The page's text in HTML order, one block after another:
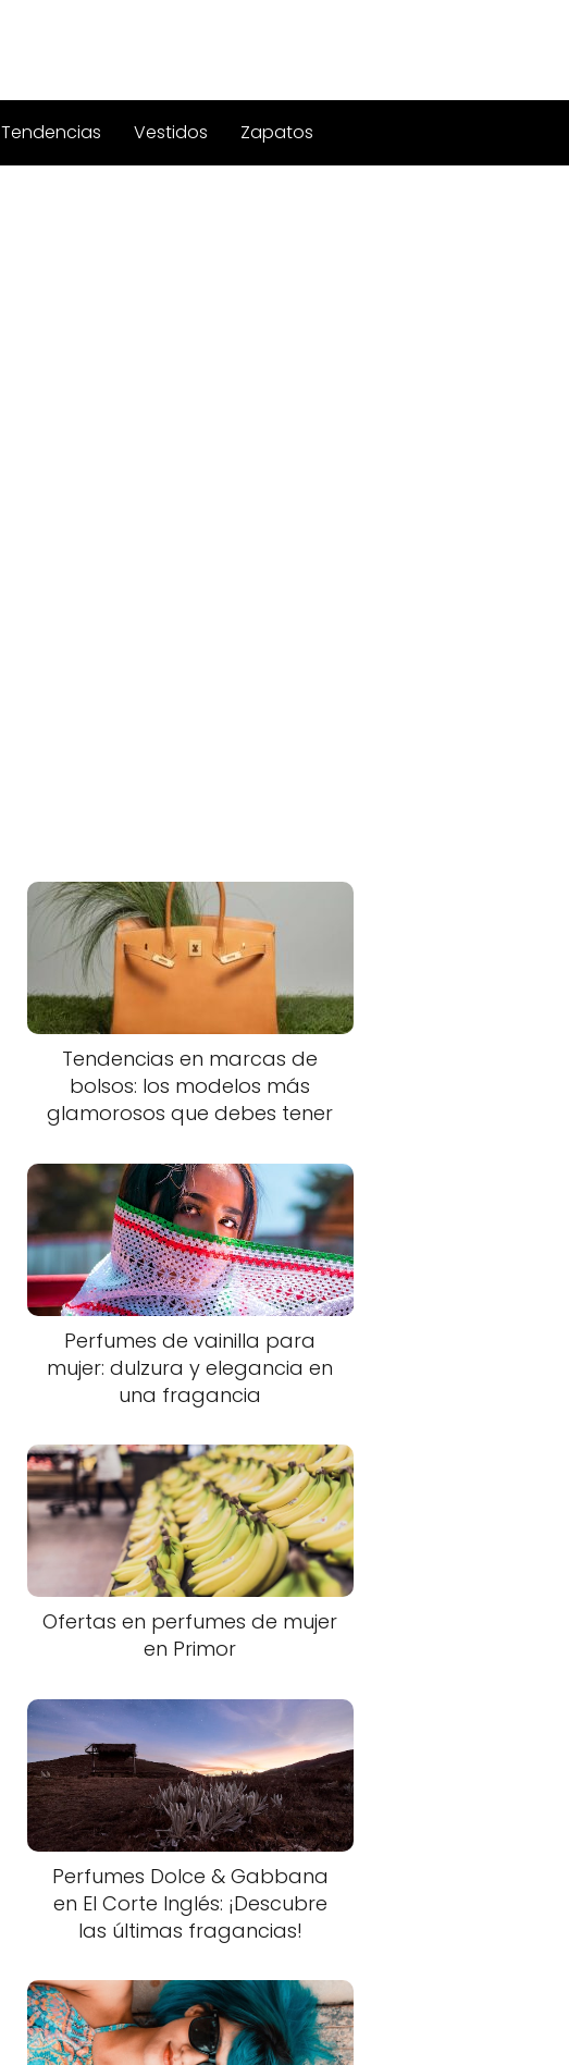
Tendencias Vestidos Zapatos
Tendencias en marcas de
bolsos: los modelos más
glamorosos que debes tener
Perfumes de vainilla para
mujer: dulzura y elegancia en
una fragancia
Ofertas en perfumes de mujer
en Primor
Perfumes Dolce & Gabbana
en El Corte Inglés: ¡Descubre
las últimas fragancias!